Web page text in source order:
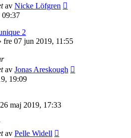
av Nicke Löfgren
2
fre 07 jun 2019, 11:55
av Jonas Areskough
19:09
maj 2019, 17:33
av Pelle Widell